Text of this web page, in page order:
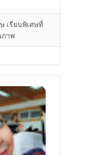
เรียนพิเศษที่
ภาพ